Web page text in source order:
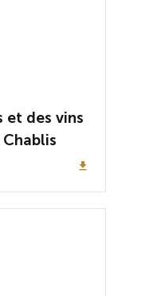
et des vins
file_download